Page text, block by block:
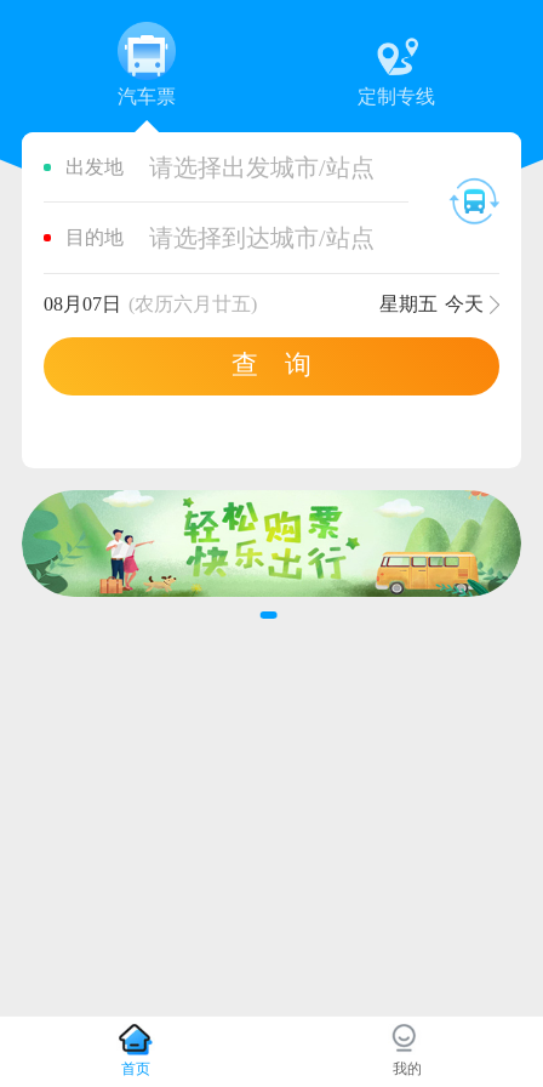
汽车票 定制专线
出发地 请选择出发城市/站点
目的地 请选择到达城市/站点
08月07日 (农历六月廿五) 星期五 今天
查 询
首页 我的